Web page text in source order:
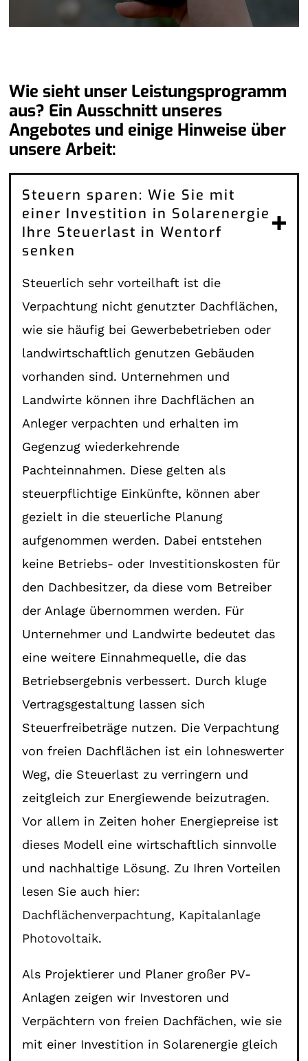
Wie sieht unser Leistungsprogramm
aus? Ein Ausschnitt unseres
Angebotes und einige Hinweise über
unsere Arbeit:
Steuern sparen: Wie Sie mit
einer Investition in Solarenergie
Ihre Steuerlast in Wentorf
senken
Steuerlich sehr vorteilhaft ist die
Verpachtung nicht genutzter Dachflächen,
wie sie häufig bei Gewerbebetrieben oder
landwirtschaftlich genutzen Gebäuden
vorhanden sind. Unternehmen und
Landwirte können ihre Dachflächen an
Anleger verpachten und erhalten im
Gegenzug wiederkehrende
Pachteinnahmen. Diese gelten als
steuerpflichtige Einkünfte, können aber
gezielt in die steuerliche Planung
aufgenommen werden. Dabei entstehen
keine Betriebs- oder Investitionskosten für
den Dachbesitzer, da diese vom Betreiber
der Anlage übernommen werden. Für
Unternehmer und Landwirte bedeutet das
eine weitere Einnahmequelle, die das
Betriebsergebnis verbessert. Durch kluge
Vertragsgestaltung lassen sich
Steuerfreibeträge nutzen. Die Verpachtung
von freien Dachflächen ist ein lohneswerter
Weg, die Steuerlast zu verringern und
zeitgleich zur Energiewende beizutragen.
Vor allem in Zeiten hoher Energiepreise ist
dieses Modell eine wirtschaftlich sinnvolle
und nachhaltige Lösung. Zu Ihren Vorteilen
lesen Sie auch hier:
Dachflächenverpachtung, Kapitalanlage
Photovoltaik.
Als Projektierer und Planer großer PV-
Anlagen zeigen wir Investoren und
Verpächtern von freien Dachfächen, wie sie
mit einer Investition in Solarenergie gleich